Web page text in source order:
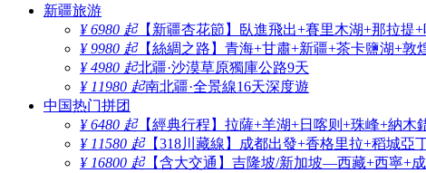
新疆旅游
¥ 6980 起【新疆杏花節】臥進飛出+賽里木湖+那拉提
¥ 9980 起【絲綢之路】青海+甘肅+新疆+茶卡鹽湖+敦
¥ 4980 起北疆·沙漠草原獨庫公路9天
¥ 11980 起南北疆·全景線16天深度遊
中国热门拼团
¥ 6480 起【經典行程】拉薩+羊湖+日喀则+珠峰+納木
¥ 11580 起【318川藏線】成都出發+香格里拉+稻城亞
¥ 16800 起【含大交通】吉隆坡/新加坡—西藏+西寧+